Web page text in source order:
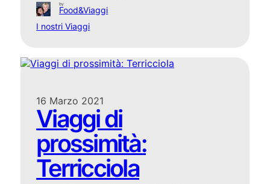
by
Food&Viaggi
I nostri Viaggi
16 Marzo 2021
Viaggi di
prossimità:
Terricciola